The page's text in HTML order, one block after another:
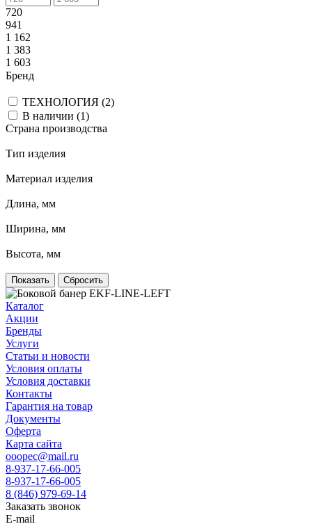
720
941
1 162
1 383
1 603
Бренд
ТЕХНОЛОГИЯ (2)
В наличии (1)
Страна производства
Тип изделия
Материал изделия
Длина, мм
Ширина, мм
Высота, мм
Сбросить
Каталог
Акции
Бренды
Услуги
Статьи и новости
Условия оплаты
Условия доставки
Контакты
Гарантия на товар
Документы
Оферта
Карта сайта
ooopec@mail.ru
8-937-17-66-005
8-937-17-66-005
8 (846) 979-69-14
Заказать звонок
E-mail